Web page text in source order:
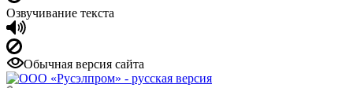
Озвучивание текста
Обычная версия сайта